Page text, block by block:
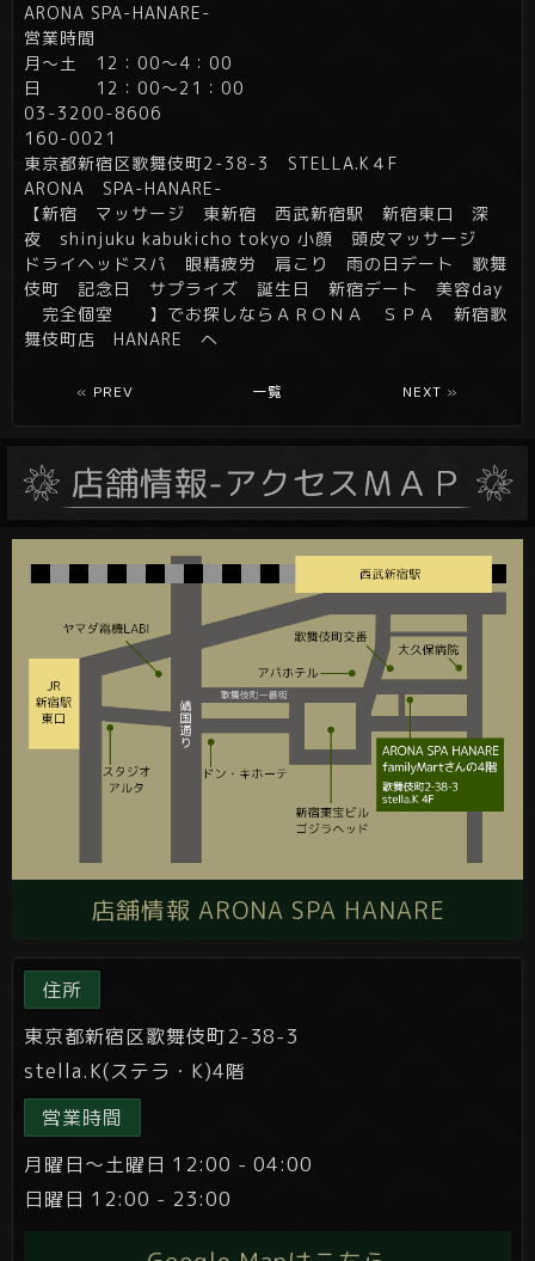
ARONA SPA-HANARE-
営業時間
月～土 12：00～4：00
日 12：00～21：00
03-3200-8606
160-0021
東京都新宿区歌舞伎町2-38-3 STELLA.K４F
ARONA SPA-HANARE-
【新宿 マッサージ 東新宿 西武新宿駅 新宿東口 深
夜 shinjuku kabukicho tokyo 小顔 頭皮マッサージ
ドライヘッドスパ 眼精疲労 肩こり 雨の日デート 歌舞
伎町 記念日 サプライズ 誕生日 新宿デート 美容day
完全個室 】でお探しならＡＲＯＮＡ ＳＰＡ 新宿歌
舞伎町店 HANARE へ
« PREV 一覧 NEXT »
店舗情報 ARONA SPA HANARE
住所
東京都新宿区歌舞伎町2-38-3
stella.K(ステラ・K)4階
営業時間
月曜日～土曜日 12:00 - 04:00
日曜日 12:00 - 23:00